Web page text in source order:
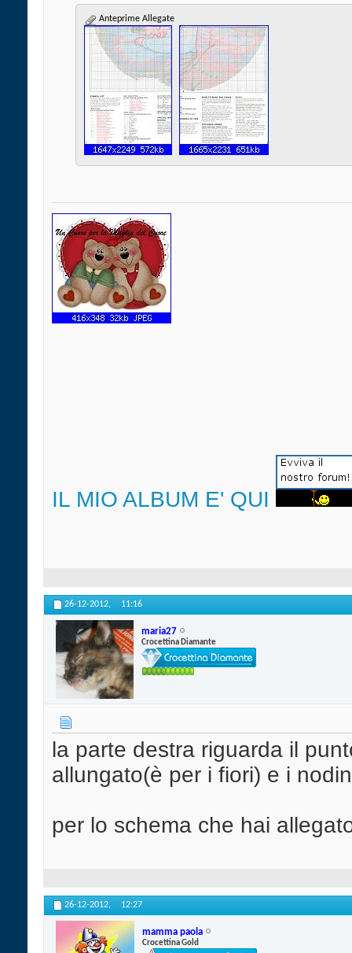
Anteprime Allegate
IL MIO ALBUM E' QUI
26-12-2012, 11:16
maria27
Crocettina Diamante
la parte destra riguarda il
allungato(è per i fiori) e i
per lo schema che hai
26-12-2012, 12:27
mamma paola
Crocettina Gold